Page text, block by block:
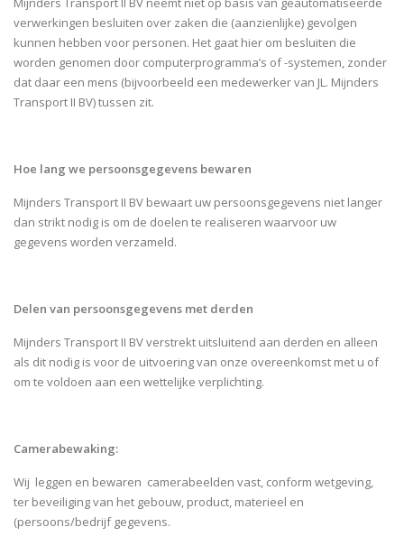
verwerkingen besluiten over zaken die (aanzienlijke) gevolgen
kunnen hebben voor personen. Het gaat hier om besluiten die
worden genomen door computerprogramma’s of -systemen, zonder
dat daar een mens (bijvoorbeeld een medewerker van JL. Mijnders
Transport II BV) tussen zit.
Hoe lang we persoonsgegevens bewaren
Mijnders Transport II BV bewaart uw persoonsgegevens niet langer
dan strikt nodig is om de doelen te realiseren waarvoor uw
gegevens worden verzameld.
Delen van persoonsgegevens met derden
Mijnders Transport II BV verstrekt uitsluitend aan derden en alleen
als dit nodig is voor de uitvoering van onze overeenkomst met u of
om te voldoen aan een wettelijke verplichting.
Camerabewaking:
Wij leggen en bewaren camerabeelden vast, conform wetgeving,
ter beveiliging van het gebouw, product, materieel en
(persoons/bedrijf gegevens.